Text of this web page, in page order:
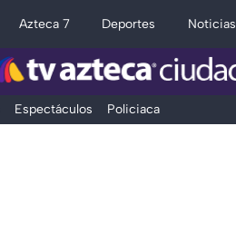
Azteca 7 Deportes Noticias
Espectáculos Policiaca